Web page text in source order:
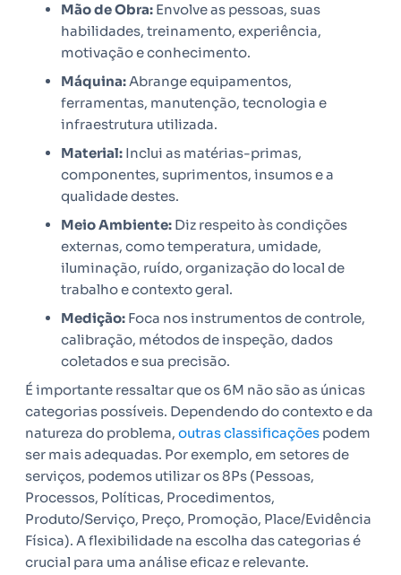
Mão de Obra: Envolve as pessoas, suas
habilidades, treinamento, experiência,
motivação e conhecimento.
Máquina:Abrange equipamentos,
ferramentas, manutenção, tecnologia e
infraestrutura utilizada.
Material: Inclui as matérias-primas,
componentes, suprimentos, insumos e a
qualidade destes.
Meio Ambiente: Diz respeito às condições
externas, como temperatura, umidade,
iluminação, ruído, organização do local de
trabalho e contexto geral.
Medição: Foca nos instrumentos de controle,
calibração, métodos de inspeção, dados
coletados e sua precisão.
É importante ressaltar que os 6M não são as únicas
categorias possíveis. Dependendo do contexto e da
natureza do problema, outras classificações podem
ser mais adequadas. Por exemplo, em setores de
serviços, podemos utilizar os 8Ps (Pessoas,
Processos, Políticas, Procedimentos,
Produto/Serviço, Preço, Promoção, Place/Evidência
Física). A flexibilidade na escolha das categorias é
crucial para uma análise eficaz e relevante.